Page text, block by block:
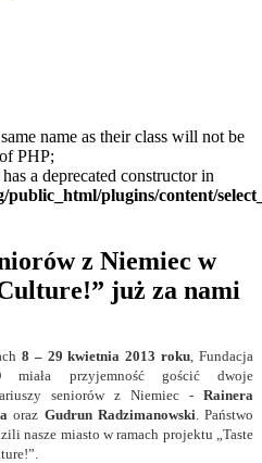
name as their class will not be
PHP;
a deprecated constructor in
public_html/plugins/content/
z Niemiec w
już za nami
8 – 29 kwietnia 2013 roku , Fundacja
miała przyjemność gościć dwoje
seniorów z Niemiec - Rainera
oraz Gudrun Radzimanowski . Państwo
nasze miasto w ramach projektu „Taste